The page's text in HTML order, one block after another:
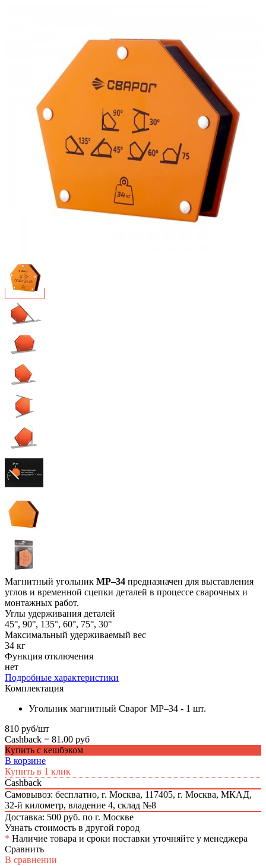
Магнитный угольник МР–34 предназначен для выставления
углов и временной сцепки деталей в процессе сварочных и
монтажных работ.
Углы удерживания деталей
45°, 90°, 135°, 60°, 75°, 30°
Максимальный удерживаемый вес
34 кг
Функция отключения
нет
Подробные характеристики
Комплектация
Угольник магнитный Сварог МР–34 - 1 шт.
810 руб/шт
Cashback = 81.00 руб
Купить с кешбэком
В корзине
Купить в 1 клик
Cashback
Самовывоз: бесплатно, г. Москва, 117405, г. Москва, МКАД,
32-й километр, владение 4, склад №8
Доставка: 500 руб. по г. Москве
Узнать стоимость в другой город
* Наличие товара и сроки поставки уточняйте у менеджера
Сравнить
В сравнении